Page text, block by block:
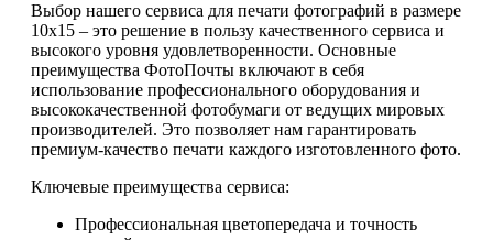
Выбор нашего сервиса для печати фотографий в размере
10х15 – это решение в пользу качественного сервиса и
высокого уровня удовлетворенности. Основные
преимущества ФотоПочты включают в себя
использование профессионального оборудования и
высококачественной фотобумаги от ведущих мировых
производителей. Это позволяет нам гарантировать
премиум-качество печати каждого изготовленного фото.
Ключевые преимущества сервиса:
Профессиональная цветопередача и точность